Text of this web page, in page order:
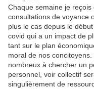
Chaque semaine je
consultations de voyance
plus le cas depuis le
covid qui a un impact de
tant sur le plan
moral de nos
nombreux à chercher un
personnel, voir collectif
singulièrement de